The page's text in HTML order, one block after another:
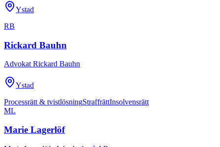
Ystad
RB
Rickard Bauhn
Advokat Rickard Bauhn
Ystad
Processrätt & tvistlösningStraffrättInsolvensrätt
ML
Marie Lagerlöf